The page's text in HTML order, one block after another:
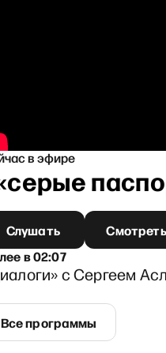
в эфире
Слушать
Смотреть
в02:07
с Сергеем
Все программы